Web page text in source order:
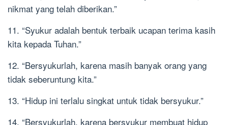
nikmat yang telah diberikan.”
11. “Syukur adalah bentuk terbaik ucapan terima kasih
kita kepada Tuhan.”
12. “Bersyukurlah, karena masih banyak orang yang
tidak seberuntung kita.”
13. “Hidup ini terlalu singkat untuk tidak bersyukur.”
14. “Bersyukurlah, karena bersyukur membuat hidup